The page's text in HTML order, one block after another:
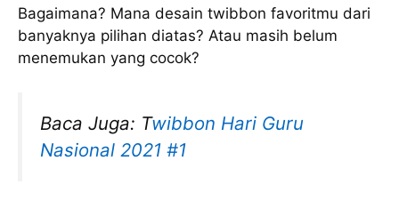
Bagaimana? Mana desain twibbon favoritmu dari
banyaknya pilihan diatas? Atau masih belum
menemukan yang cocok?
Baca Juga: Twibbon Hari Guru
Nasional 2021 #1